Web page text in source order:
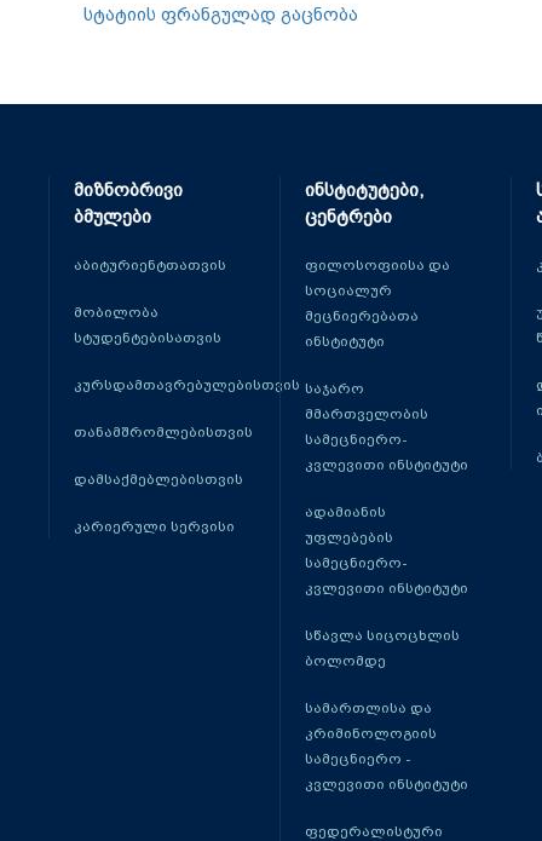
სტატიის ფრანგულად გაცნობა
მიზნობრივი
ბმულები
აბიტურიენტთათვის
მობილობა
სტუდენტებისათვის
კურსდამთავრებულებისთვის
თანამშრომლებისთვის
დამსაქმებლებისთვის
კარიერული სერვისი
ინსტიტუტები,
ცენტრები
ფილოსოფიისა და
სოციალურ
მეცნიერებათა
ინსტიტუტი
საჯარო
მმართველობის
სამეცნიერო-
კვლევითი ინსტიტუტი
ადამიანის
უფლებების
სამეცნიერო-
კვლევითი ინსტიტუტი
სწავლა სიცოცხლის
ბოლომდე
სამართლისა და
კრიმინოლოგიის
სამეცნიერო -
კვლევითი ინსტიტუტი
ფედერალისტური